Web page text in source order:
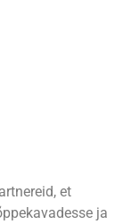
et
ja